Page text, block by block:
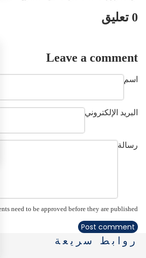
0 تعليق
Leave a comment
اسم
البريد الإلكتروني
رسالة
need to be approved before they are published.
Post comment
روابط سريعة